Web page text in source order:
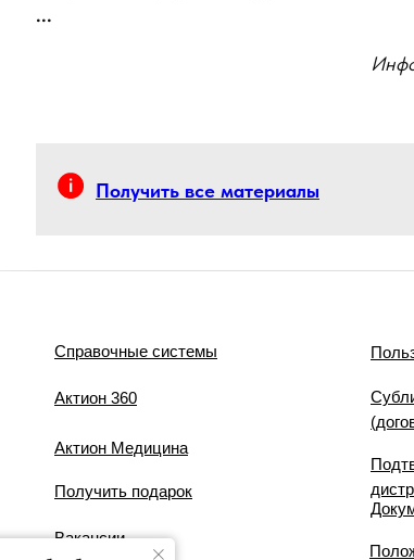
...
Получить все материалы
Справочные системы
Актион 360
Актион Медицина
Получить подарок
Вакансии